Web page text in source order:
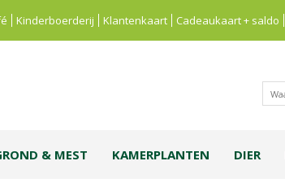
Kinderboerderij Klantenkaart Cadeaukaart + saldo
& MEST KAMERPLANTEN DIER